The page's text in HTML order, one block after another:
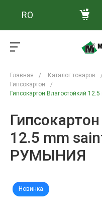
RO
Главная / Каталог товаров
Гипсокартон
/
Гипсокартон Влагостойкий
12.5 mm
РУМЫНИЯ
Новинка